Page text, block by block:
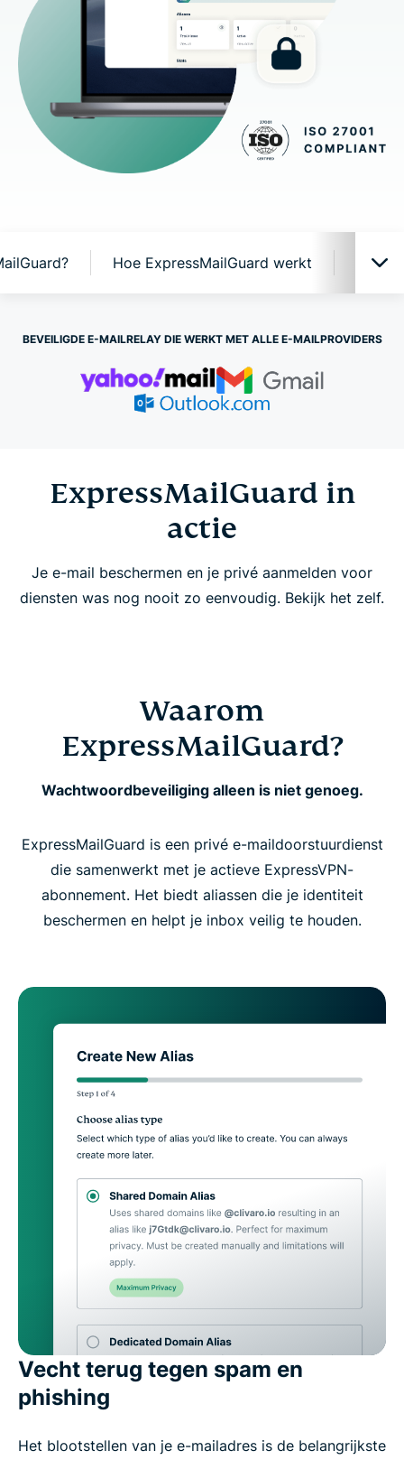
Hoe ExpressMailGuard werkt
ExpressMailGuard in actie
Waarom ExpressMailGuard?
Functies ExpressMailGuard
BEVEILIGDE E-MAILRELAY DIE WERKT MET ALLE E-MAILPROVIDERS
ExpressMailGuard in
actie
Je e-mail beschermen en je privé aanmelden voor
diensten was nog nooit zo eenvoudig. Bekijk het zelf.
Waarom
ExpressMailGuard?
Wachtwoordbeveiliging alleen is niet genoeg.
ExpressMailGuard is een privé e-maildoorstuurdienst
die samenwerkt met je actieve ExpressVPN-
abonnement. Het biedt aliassen die je identiteit
beschermen en helpt je inbox veilig te houden.
Vecht terug tegen spam en
phishing
Het blootstellen van je e-mailadres is de belangrijkste